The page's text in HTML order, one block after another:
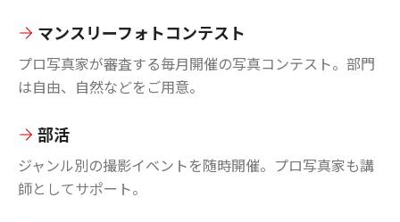
マンスリーフォトコンテスト
プロ写真家が審査する毎月開催の写真コンテスト。部門
は自由、自然などをご用意。
部活
ジャンル別の撮影イベントを随時開催。プロ写真家も講
師としてサポート。